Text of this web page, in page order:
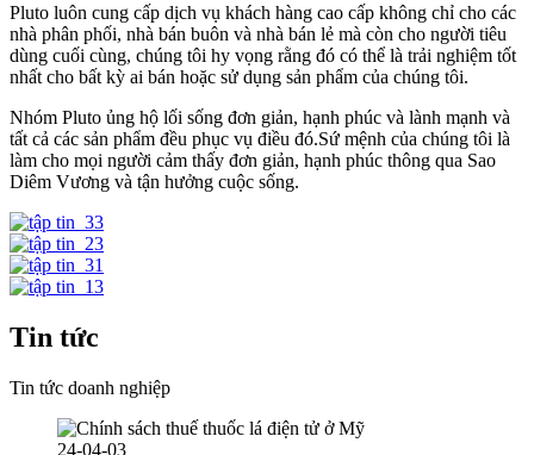
Pluto luôn cung cấp dịch vụ khách hàng cao cấp không chỉ cho các
nhà phân phối, nhà bán buôn và nhà bán lẻ mà còn cho người tiêu
dùng cuối cùng, chúng tôi hy vọng rằng đó có thể là trải nghiệm tốt
nhất cho bất kỳ ai bán hoặc sử dụng sản phẩm của chúng tôi.
Nhóm Pluto ủng hộ lối sống đơn giản, hạnh phúc và lành mạnh và
tất cả các sản phẩm đều phục vụ điều đó.Sứ mệnh của chúng tôi là
làm cho mọi người cảm thấy đơn giản, hạnh phúc thông qua Sao
Diêm Vương và tận hưởng cuộc sống.
Tin tức
Tin tức doanh nghiệp
24-04-03